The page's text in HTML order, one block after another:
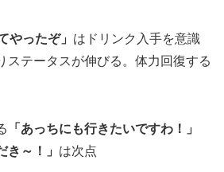
やったぞ」 はドリンク入手を意識
ステータスが伸びる。体力回復する
「あっちにも行きたいですわ！」
き～！」 は次点